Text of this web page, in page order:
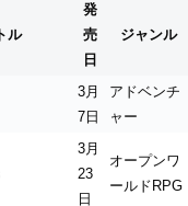
ル
発
売
日
ジャンル
3月
7日
アドベンチ
ャー
3月
23
日
オープンワ
ールドRPG